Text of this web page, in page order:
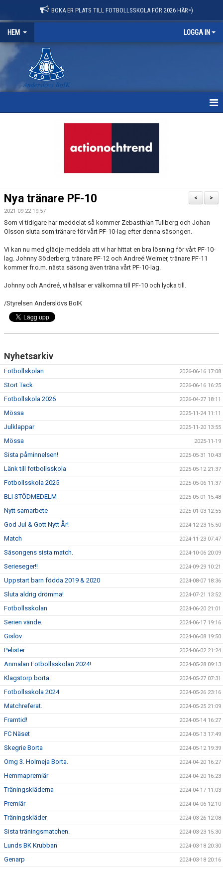
BOKA ER PLATS TILL FOTBOLLSSKOLA FÖR 2026 HÄR=)
HEM LOGGA IN
KALENDER
BILDGALLERI
DOKUMENT
SPORTADMIN SUPPORT
STÖDMEDLEM
>
<
Nya tränare PF-10
2021-09-22 19:57
Som vi tidigare har meddelat så kommer Zebasthian Tullberg och Johan
Olsson sluta som tränare för vårt PF-10-lag efter denna säsongen.
Vi kan nu med glädje meddela att vi har hittat en bra lösning för vårt PF-10-
lag. Johnny Söderberg, tränare PF-12 och Andreé Weimer, tränare PF-11
kommer fr.o.m. nästa säsong även träna vårt PF-10-lag.
Johnny och Andreé, vi hälsar er välkomna till PF-10 och lycka till.
/Styrelsen Anderslövs BoIK
Nyhetsarkiv
Fotbollskolan 2026-06-16 17:08
Stort Tack 2026-06-16 16:25
Fotbollskola 2026 2026-04-27 18:11
Mössa 2025-11-24 11:11
Julklappar 2025-11-20 13:55
Mössa 2025-11-19
Sista påminnelsen! 2025-05-31 10:43
Länk till fotbollsskola 2025-05-12 21:37
Fotbollsskola 2025 2025-05-06 11:37
BLI STÖDMEDELM 2025-05-01 15:48
Nytt samarbete 2025-01-03 12:55
God Jul & Gott Nytt År! 2024-12-23 15:50
Match 2024-11-23 07:47
Säsongens sista match. 2024-10-06 20:09
Serieseger!! 2024-09-29 10:21
Uppstart barn födda 2019 & 2020 2024-08-07 18:36
Sluta aldrig drömma! 2024-07-21 13:52
Fotbollsskolan 2024-06-20 21:01
Serien vände. 2024-06-17 19:16
Gislöv 2024-06-08 19:50
Pelister 2024-06-02 21:24
Anmälan Fotbollsskolan 2024! 2024-05-28 09:13
Klagstorp borta. 2024-05-27 07:31
Fotbollsskola 2024 2024-05-26 23:16
Matchreferat. 2024-05-25 21:09
Framtid! 2024-05-14 16:27
FC Näset 2024-05-13 17:49
Skegrie Borta 2024-05-12 19:39
Omg 3. Holmeja Borta. 2024-04-20 16:27
Hemmapremiär 2024-04-20 16:23
Träningskläderna 2024-04-17 11:03
Premiär 2024-04-06 12:10
Träningskläder 2024-03-26 12:08
Sista träningsmatchen. 2024-03-23 15:30
Lunds BK Krubban 2024-03-18 20:30
Genarp 2024-03-18 20:16